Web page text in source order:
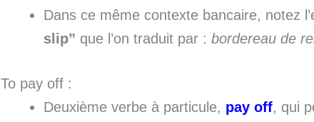
Dans ce même contexte bancaire, notez
slip” que l’on traduit par : bordereau de
To pay off :
Deuxième verbe à particule, pay off, qui